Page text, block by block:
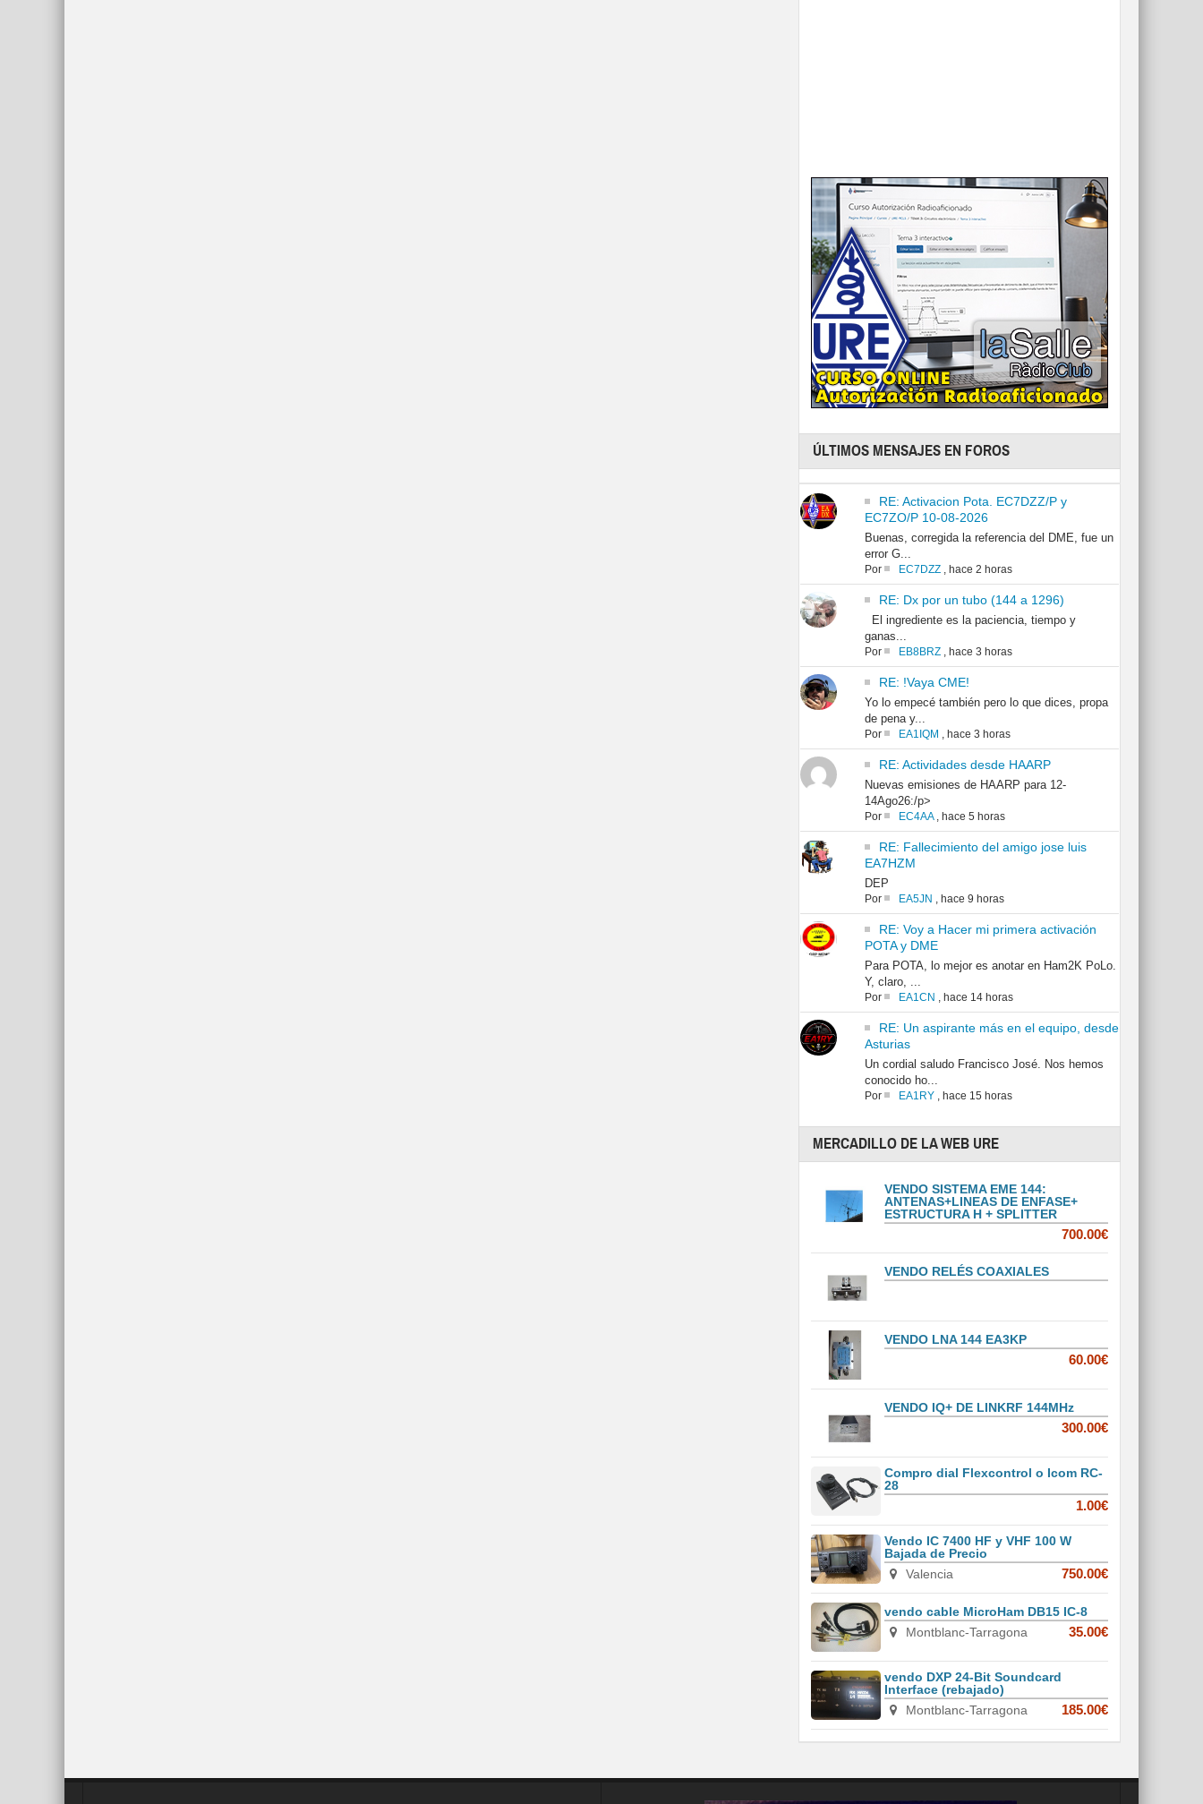
ÚLTIMOS MENSAJES EN FOROS
RE: Activacion Pota. EC7DZZ/P y
EC7ZO/P 10-08-2026
Buenas, corregida la referencia del DME, fue un
error G...
Por EC7DZZ, hace 2 horas
RE: Dx por un tubo (144 a 1296)
El ingrediente es la paciencia, tiempo y
ganas...
Por EB8BRZ, hace 3 horas
RE: !Vaya CME!
Yo lo empecé también pero lo que dices, propa
de pena y...
Por EA1IQM , hace 3 horas
RE: Actividades desde HAARP
Nuevas emisiones de HAARP para 12-
14Ago26:/p>
Por EC4AA, hace 5 horas
RE: Fallecimiento del amigo jose luis
EA7HZM
DEP
Por EA5JN , hace 9 horas
RE: Voy a Hacer mi primera activación
POTA y DME
Para POTA, lo mejor es anotar en Ham2K PoLo.
Y, claro, ...
Por EA1CN , hace 14 horas
RE: Un aspirante más en el equipo, desde
Asturias
Un cordial saludo Francisco José. Nos hemos
conocido ho...
Por EA1RY, hace 15 horas
MERCADILLO DE LA WEB URE
VENDO SISTEMA EME 144:
ANTENAS+LINEAS DE ENFASE+
ESTRUCTURA H + SPLITTER
700.00€
VENDO RELÉS COAXIALES
VENDO LNA 144 EA3KP
60.00€
VENDO IQ+ DE LINKRF 144MHz
300.00€
Compro dial Flexcontrol o Icom RC-
28
1.00€
Vendo IC 7400 HF y VHF 100 W
Bajada de Precio
Valencia
750.00€
vendo cable MicroHam DB15 IC-8
Montblanc-Tarragona
35.00€
vendo DXP 24-Bit Soundcard
Interface (rebajado)
Montblanc-Tarragona
185.00€